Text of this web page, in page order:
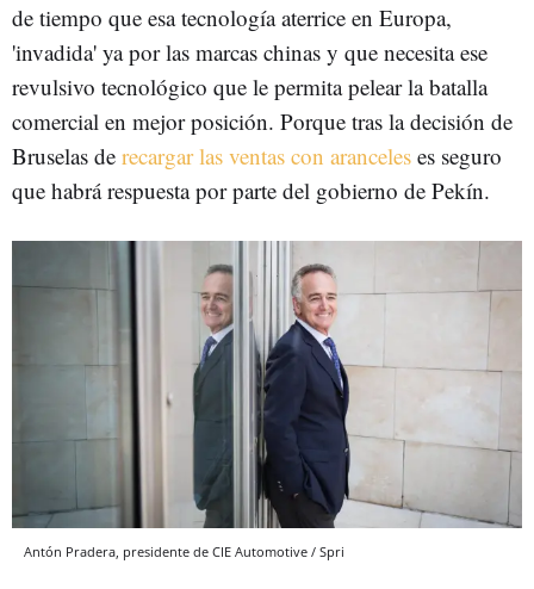
de tiempo que esa tecnología aterrice en Europa,
'invadida' ya por las marcas chinas y que necesita ese
revulsivo tecnológico que le permita pelear la batalla
comercial en mejor posición. Porque tras la decisión de
Bruselas de recargar las ventas con aranceles es seguro
que habrá respuesta por parte del gobierno de Pekín.
Antón Pradera, presidente de CIE Automotive / Spri